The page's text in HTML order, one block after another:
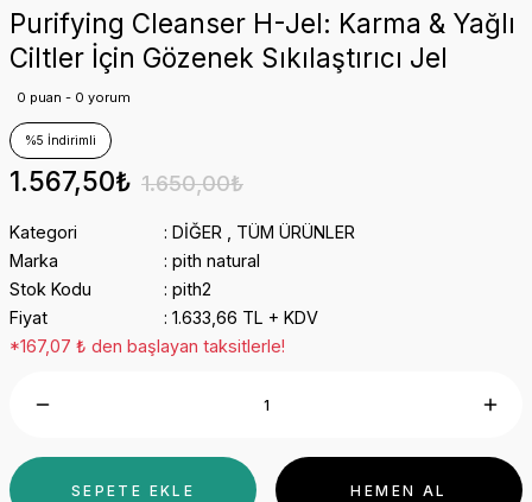
Purifying Cleanser H-Jel: Karma & Yağlı
Ciltler İçin Gözenek Sıkılaştırıcı Jel
0 puan - 0 yorum
%5 İndirimli
1.567,50₺ 1.650,00₺
Kategori DİĞER
TÜM ÜRÜNLER
Marka
pith natural
Stok Kodu
pith2
Fiyat
1.633,66 TL + KDV
*167,07 ₺ den başlayan taksitlerle!
SEPETE EKLE HEMEN AL